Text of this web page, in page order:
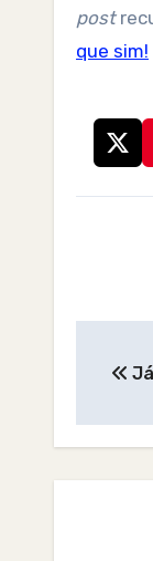
post
que sim!